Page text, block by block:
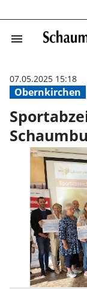
menu
Obernkirchen
07.05.2025 15:18